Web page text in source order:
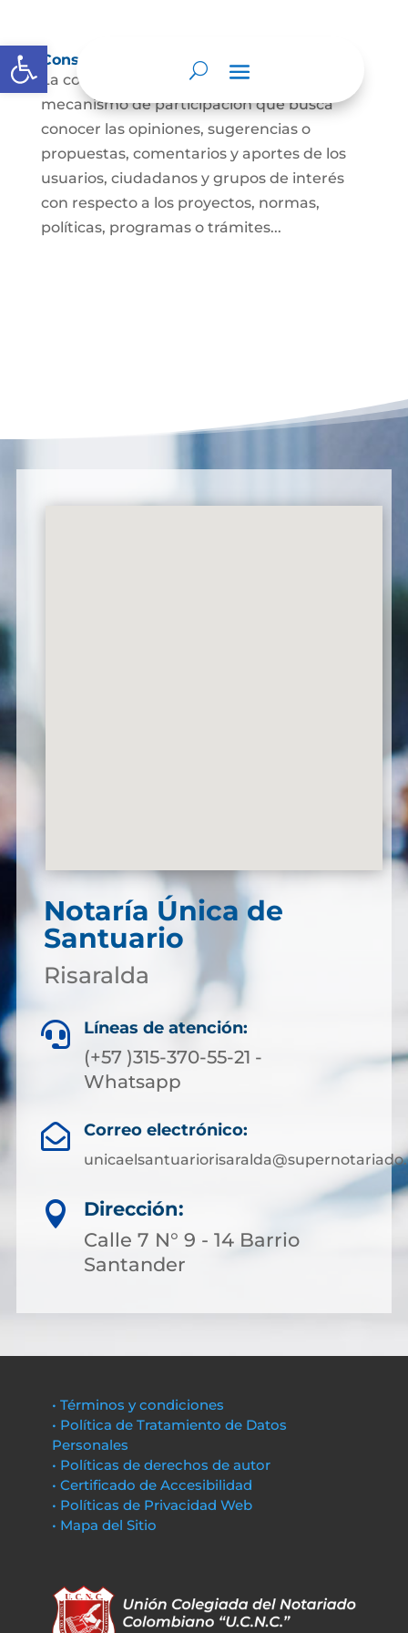
Abrir barra de herramientas
Consulta ciudadana
La consulta a la ciudadanía es un
mecanismo de participación que busca
conocer las opiniones, sugerencias o
propuestas, comentarios y aportes de los
usuarios, ciudadanos y grupos de interés
con respecto a los proyectos, normas,
políticas, programas o trámites...
Notaría Única de
Santuario
Risaralda
 Líneas de atención:
(+57 )315-370-55-21 -
Whatsapp
 Correo electrónico:

Dirección:
Calle 7 N° 9 - 14 Barrio
Santander
• Términos y condiciones
• Política de Tratamiento de Datos
Personales
• Políticas de derechos de autor
• Certificado de Accesibilidad
• Políticas de Privacidad Web
• Mapa del Sitio